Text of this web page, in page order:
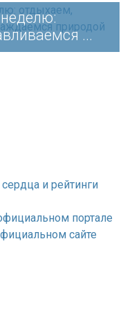
...
и рейтинги
портале
сайте